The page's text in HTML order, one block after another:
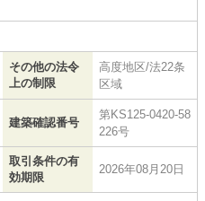
その他の法令
上の制限
高度地区/法22条
区域
建築確認番号
第KS125-0420-58
226号
取引条件の有
効期限
2026年08月20日